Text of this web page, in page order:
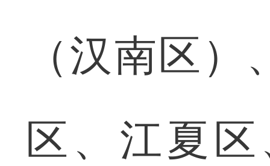
（汉南区
区、江夏